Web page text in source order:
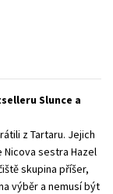
Slunce a
z Tartaru. Jejich
sestra Hazel
skupina příšer,
výběr a nemusí být